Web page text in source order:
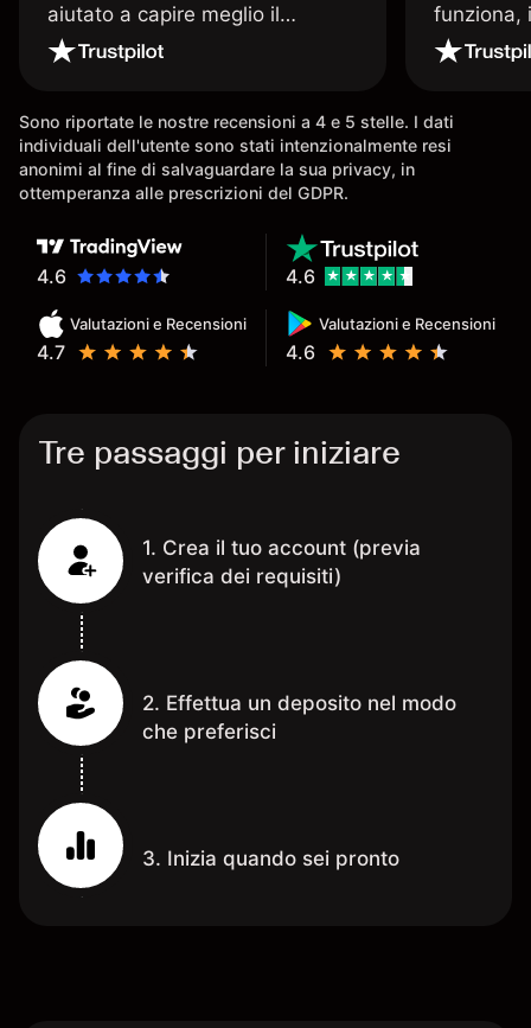
aiutato a capire meglio il
trading. La consiglio a chi parte
senza esperienza.
funziona,
Davide e'
spiega
Sono riportate le nostre recensioni a 4 e 5 stelle. I dati
individuali dell'utente sono stati intenzionalmente resi
anonimi al fine di salvaguardare la sua privacy, in
ottemperanza alle prescrizioni del GDPR.
4.6
Valutazioni e Recensioni
4.7
Valutazioni e Recensioni
4.6
4.6
Tre passaggi per iniziare
1. Crea il tuo account (previa
verifica dei requisiti)
2. Effettua un deposito nel modo
che preferisci
3. Inizia quando sei pronto